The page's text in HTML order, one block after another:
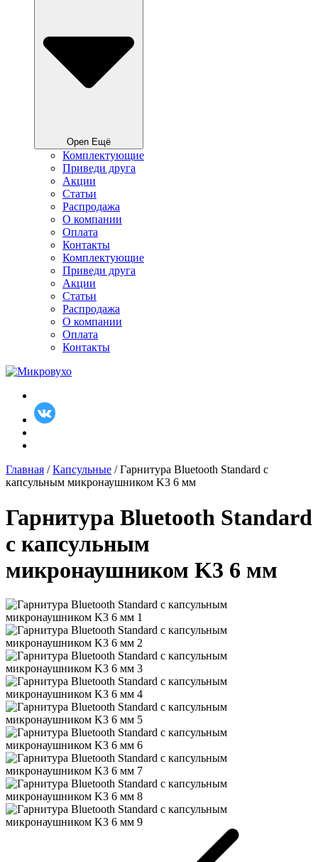
Open Ещё
Комплектующие
Приведи друга
Акции
Статьи
Распродажа
О компании
Оплата
Контакты
Комплектующие
Приведи друга
Акции
Статьи
Распродажа
О компании
Оплата
Контакты
Главная /Капсульные / Гарнитура Bluetooth Standard с
капсульным микронаушником K3 6 мм
Гарнитура Bluetooth Standard
с капсульным
микронаушником K3 6 мм